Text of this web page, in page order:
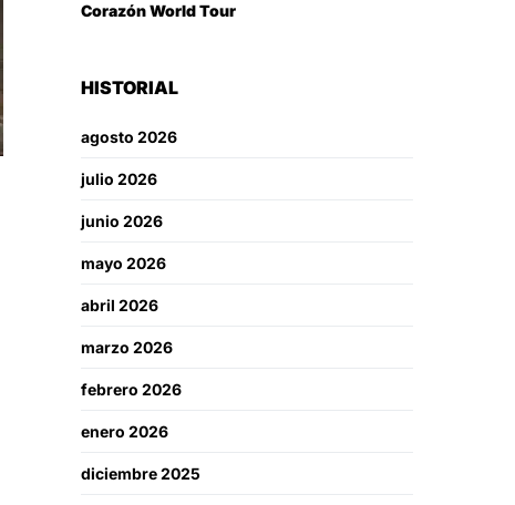
Corazón World Tour
HISTORIAL
agosto 2026
julio 2026
junio 2026
mayo 2026
abril 2026
marzo 2026
febrero 2026
enero 2026
diciembre 2025